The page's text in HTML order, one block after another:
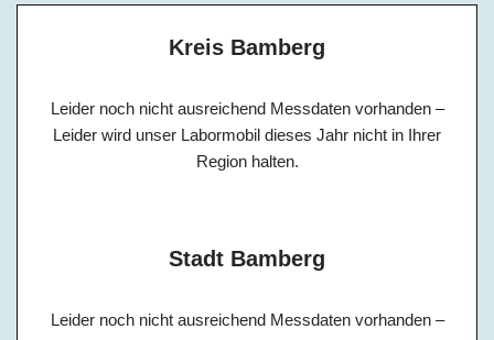
Kreis Bamberg
Leider noch nicht ausreichend Messdaten vorhanden –
Leider wird unser Labormobil dieses Jahr nicht in Ihrer
Region halten.
Stadt Bamberg
Leider noch nicht ausreichend Messdaten vorhanden –